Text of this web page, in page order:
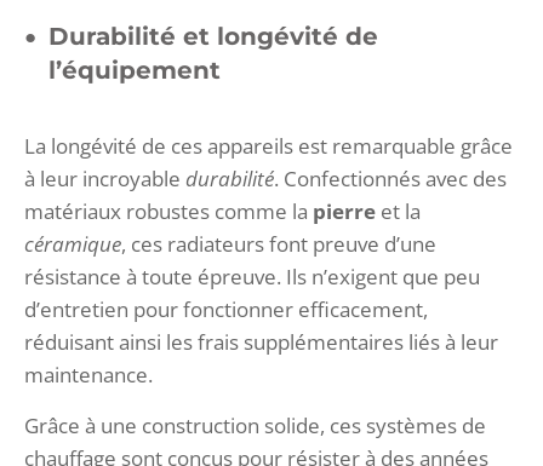
Durabilité et longévité de
l’équipement
La longévité de ces appareils est remarquable grâce
à leur incroyable durabilité. Confectionnés avec des
matériaux robustes comme la pierre et la
céramique, ces radiateurs font preuve d’une
résistance à toute épreuve. Ils n’exigent que peu
d’entretien pour fonctionner efficacement,
réduisant ainsi les frais supplémentaires liés à leur
maintenance.
Grâce à une construction solide, ces systèmes de
chauffage sont conçus pour résister à des années